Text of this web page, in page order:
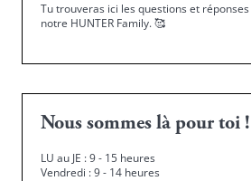
Tu trouveras ici les questions et
notre HUNTER Family.🥰
Nous sommes là pour toi !
LU au JE : 9 - 15 heures
Vendredi : 9 - 14 heures